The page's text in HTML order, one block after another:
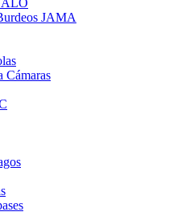
JAMA
Cámaras